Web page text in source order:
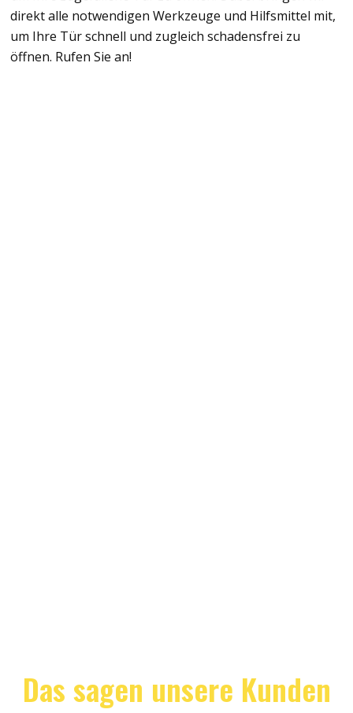
direkt alle notwendigen Werkzeuge und Hilfsmittel mit,
um Ihre Tür schnell und zugleich schadensfrei zu
öffnen. Rufen Sie an!
Das sagen unsere Kunden